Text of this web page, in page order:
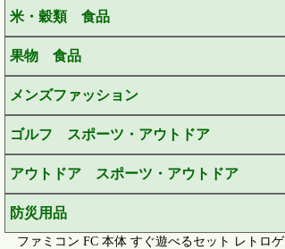
米・穀類 食品
果物 食品
メンズファッション
ゴルフ スポーツ・アウトドア
アウトドア スポーツ・アウトドア
防災用品
ファミコン FC 本体 すぐ遊べるセット レトロ